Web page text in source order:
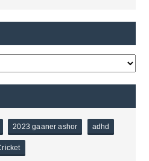
2023 gaaner ashor adhd